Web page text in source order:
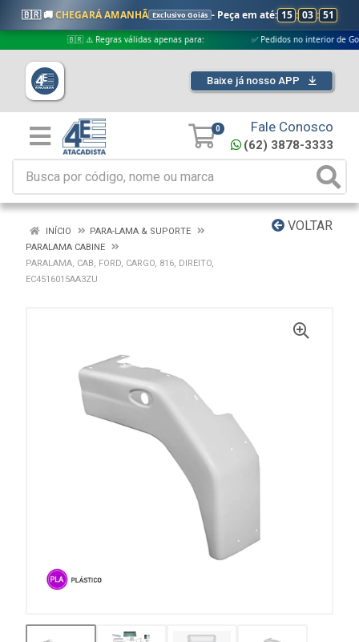
🇧🇷 🚚CHEGARÁ AMANHÃ Exclusivo Goiás - Peça em até: 15 : 03 : 51
🇧🇷 ⚠️ Regras válidas apenas para: ✅ Pedidos no interior de Goiás
Baixe já nosso APP
0 Fale Conosco
(62) 3878-3333
VOLTAR
INÍCIO
PARA-LAMA & SUPORTE
PARALAMA CABINE
PARALAMA, CAB, FORD, CARGO, 816, DIREITO,
EC4516015AA3ZU